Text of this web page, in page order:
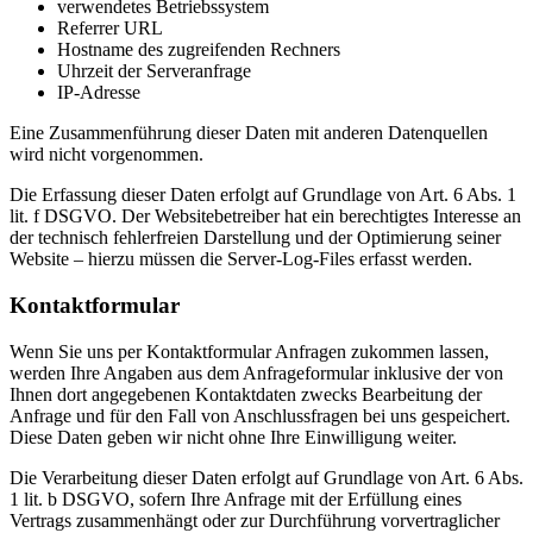
verwendetes Betriebssystem
Referrer URL
Hostname des zugreifenden Rechners
Uhrzeit der Serveranfrage
IP-Adresse
Eine Zusammenführung dieser Daten mit anderen Datenquellen
wird nicht vorgenommen.
Die Erfassung dieser Daten erfolgt auf Grundlage von Art. 6 Abs. 1
lit. f DSGVO. Der Websitebetreiber hat ein berechtigtes Interesse an
der technisch fehlerfreien Darstellung und der Optimierung seiner
Website – hierzu müssen die Server-Log-Files erfasst werden.
Kontaktformular
Wenn Sie uns per Kontaktformular Anfragen zukommen lassen,
werden Ihre Angaben aus dem Anfrageformular inklusive der von
Ihnen dort angegebenen Kontaktdaten zwecks Bearbeitung der
Anfrage und für den Fall von Anschlussfragen bei uns gespeichert.
Diese Daten geben wir nicht ohne Ihre Einwilligung weiter.
Die Verarbeitung dieser Daten erfolgt auf Grundlage von Art. 6 Abs.
1 lit. b DSGVO, sofern Ihre Anfrage mit der Erfüllung eines
Vertrags zusammenhängt oder zur Durchführung vorvertraglicher